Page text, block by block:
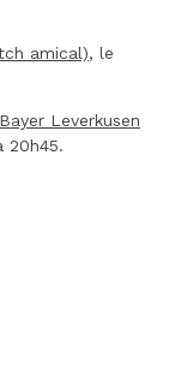
amical), le
Leverkusen
20h45.